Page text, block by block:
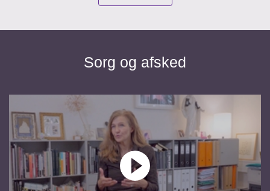
Sorg og afsked